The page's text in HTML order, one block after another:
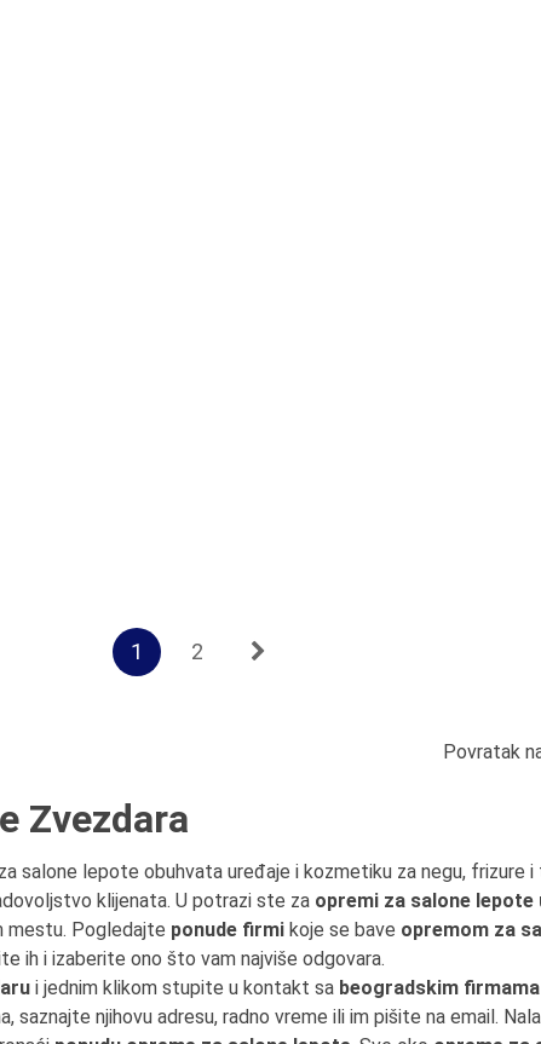
1 2
Povratak
Zvezdara
salone lepote obuhvata uređaje i kozmetiku za negu, frizure
klijenata. U potrazi ste za opremi za salone lepote
mestu. Pogledajte ponude firmi koje se bave opremom za
ih i izaberite ono što vam najviše odgovara.
i jednim klikom stupite u kontakt sa beogradskim firmama
saznajte njihovu adresu, radno vreme ili im pišite na email.